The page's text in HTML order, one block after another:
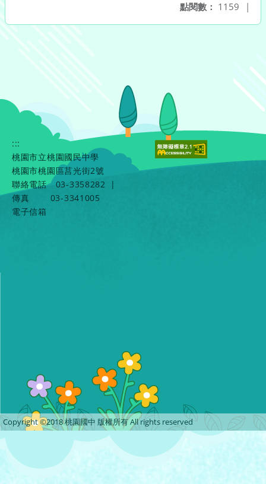
點閱數： 1159 |
:::
桃園市立桃園國民中學
桃園市桃園區莒光街2號
聯絡電話
03-3358282
|
傳真
03-3341005
電子信箱
Copyright ©2018 桃園國中 版權所有 All rights reserved